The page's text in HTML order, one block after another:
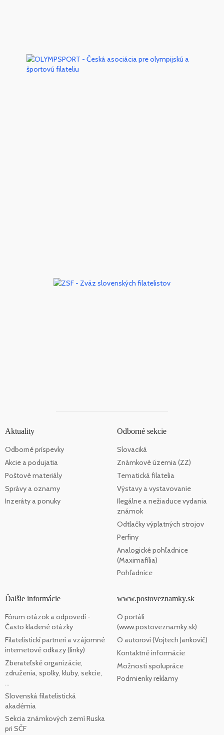
Aktuality
Odborné príspevky
Akcie a podujatia
Poštové materiály
Správy a oznamy
Inzeráty a ponuky
Odborné sekcie
Slovaciká
Známkové územia (ZZ)
Tematická filatelia
Výstavy a vystavovanie
Ilegálne a nežiaduce vydania
známok
Odtlačky výplatných strojov
Perfiny
Analogické pohľadnice
(Maximafília)
Pohľadnice
Ďalšie informácie
Fórum otázok a odpovedí -
Často kladené otázky
Filatelistickí partneri a vzájomné
internetové odkazy (linky)
Zberateľské organizácie,
združenia, spolky, kluby, sekcie,
...
Slovenská filatelistická
akadémia
Sekcia známkových zemí Ruska
pri SČF
www.postoveznamky.sk
O portáli
(www.postoveznamky.sk)
O autorovi (Vojtech Jankovič)
Kontaktné informácie
Možnosti spolupráce
Podmienky reklamy